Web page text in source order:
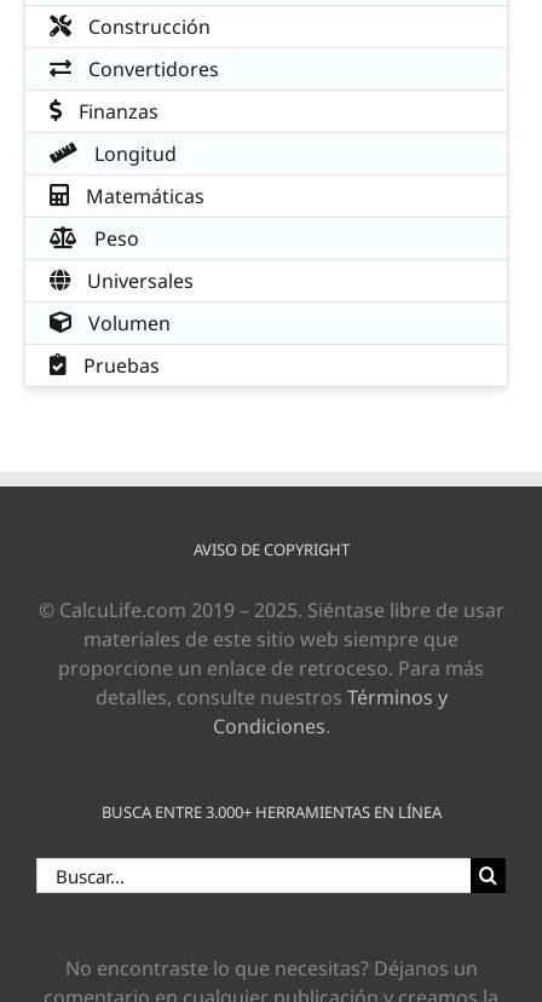
Construcción
Convertidores
Finanzas
Longitud
Matemáticas
Peso
Universales
Volumen
Pruebas
AVISO DE COPYRIGHT
© CalcuLife.com 2019 – 2025. Siéntase libre de usar
materiales de este sitio web siempre que
proporcione un enlace de retroceso. Para más
detalles, consulte nuestros Términos y
Condiciones.
BUSCA ENTRE 3.000+ HERRAMIENTAS EN LÍNEA
Buscar:
No encontraste lo que necesitas? Déjanos un